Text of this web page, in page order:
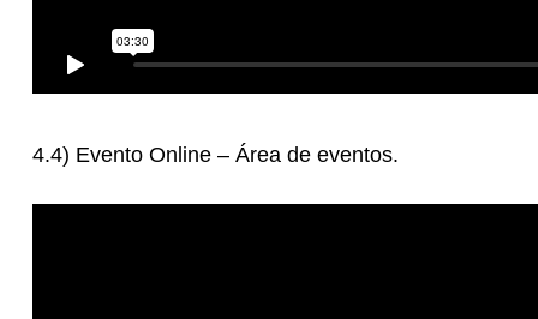
4.4) Evento Online – Área de eventos.